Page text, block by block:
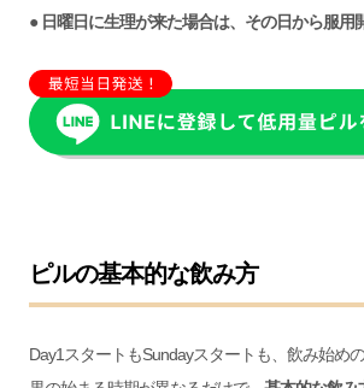
● 日曜日に生理が来た場合は、その日から服用
ピルの基本的な飲み方
Day1スタートもSundayスタートも、飲み始め